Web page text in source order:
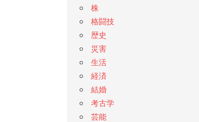
株
格闘技
歴史
災害
生活
経済
結婚
考古学
芸能